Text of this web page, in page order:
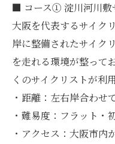
■ コース① 淀川河川敷
大阪を代表するサイク
岸に整備されたサイク
を走れる環境が整って
くのサイクリストが利
・距離：左右岸合わせ
・難易度：フラット・
・アクセス：大阪市内